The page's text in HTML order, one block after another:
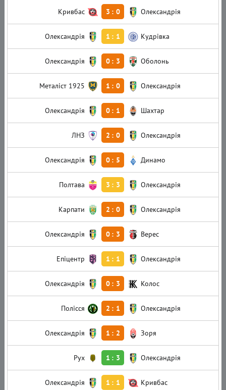
Кривбас 3 : 0 Олександрія
Олександрія 1 : 1 Кудрівка
Олександрія 0 : 3 Оболонь
Металіст 1925 1 : 0 Олександрія
Олександрія 0 : 1 Шахтар
ЛНЗ 2 : 0 Олександрія
Олександрія 0 : 5 Динамо
Полтава 3 : 3 Олександрія
Карпати 2 : 0 Олександрія
Олександрія 0 : 3 Верес
Епіцентр 1 : 1 Олександрія
Олександрія 0 : 3 Колос
Полісся 2 : 1 Олександрія
Олександрія 1 : 2 Зоря
Рух 1 : 3 Олександрія
Олександрія 1 : 1 Кривбас